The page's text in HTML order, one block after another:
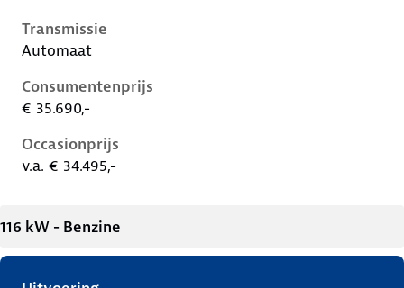
Transmissie
Automaat
Consumentenprijs
€ 35.690,-
Occasionprijs
v.a. € 34.495,-
116 kW - Benzine